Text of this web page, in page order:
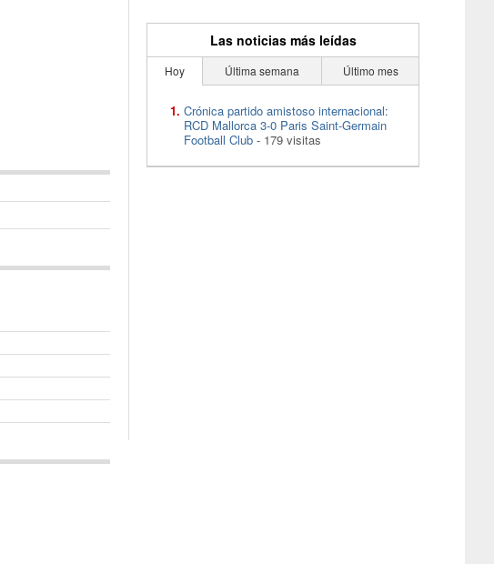
Las noticias más leídas
Hoy Última semana Último mes
Crónica partido amistoso internacional:
RCD Mallorca 3-0 Paris Saint-Germain
Football Club - 179 visitas